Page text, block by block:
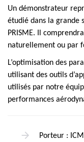
Un démonstrateur
étudié dans la grande
PRISME. Il
naturellement ou par
L’optimisation des
utilisant des outils
utilisés par notre
performances
Porteur :